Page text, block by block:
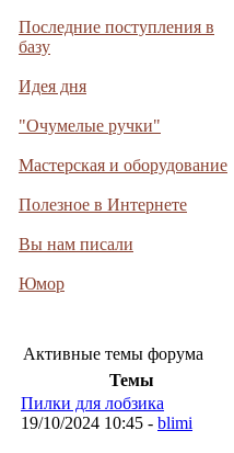
Последние поступления в
базу
Идея дня
"Очумелые ручки"
Мастерская и оборудование
Полезное в Интернете
Вы нам писали
Юмор
Активные темы форума
Темы
Пилки для лобзика
19/10/2024 10:45 - blimi